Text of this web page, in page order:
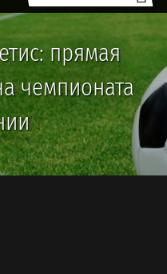
прямая
чемпионата